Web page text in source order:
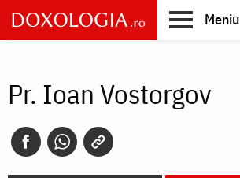
Skip
to
main
Meniu
Pr. Ioan Vostorgov